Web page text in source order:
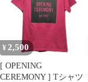
¥ 2,500
[ OPENING
CEREMONY ] Tシャツ